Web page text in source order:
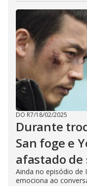
DO R7/18/02/2025
Durante
San foge e
afastado de
Ainda no episódio de
emociona ao